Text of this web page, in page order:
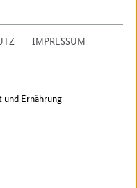
IMPRESSUM
Ernährung